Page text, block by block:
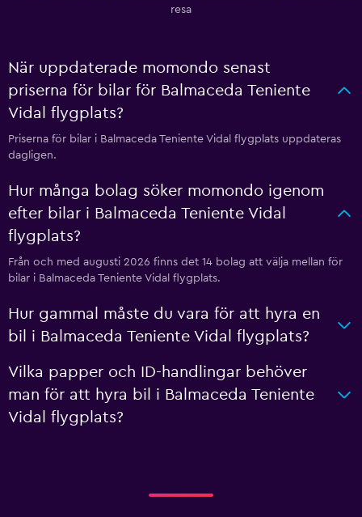
resa
När uppdaterade momondo senast
priserna för bilar för Balmaceda Teniente
Vidal flygplats?
Priserna för bilar i Balmaceda Teniente Vidal flygplats uppdateras
dagligen.
Hur många bolag söker momondo igenom
efter bilar i Balmaceda Teniente Vidal
flygplats?
Från och med augusti 2026 finns det 14 bolag att välja mellan för
bilar i Balmaceda Teniente Vidal flygplats.
Hur gammal måste du vara för att hyra en
bil i Balmaceda Teniente Vidal flygplats?
Vilka papper och ID-handlingar behöver
man för att hyra bil i Balmaceda Teniente
Vidal flygplats?